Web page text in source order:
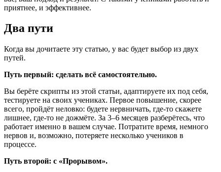
приятнее, и эффективнее.
Два пути
Когда вы дочитаете эту статью, у вас будет выбор из двух
путей.
Путь первый: сделать всё самостоятельно.
Вы берёте скрипты из этой статьи, адаптируете их под себя,
тестируете на своих учениках. Первое повышение, скорее
всего, пройдёт неловко: будете нервничать, где-то скажете
лишнее, где-то не дожмёте. За 3–6 месяцев разберётесь, что
работает именно в вашем случае. Потратите время, немного
нервов и, возможно, потеряете несколько учеников в
процессе.
Путь второй: с «Прорывом».